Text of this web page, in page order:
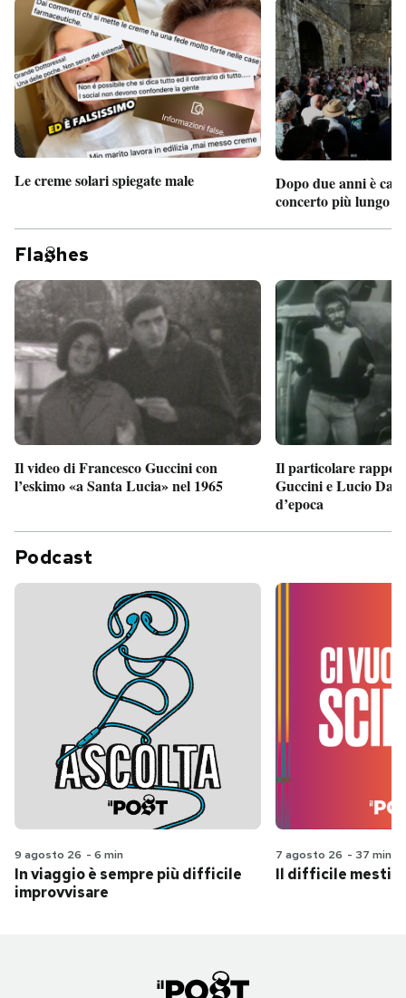
Le creme solari spiegate male
Dopo due anni è
concerto più lungo
Fla hes
Il video di Francesco Guccini con
l’eskimo «a Santa Lucia» nel 1965
Il particolare
Guccini e Lucio
d’epoca
Podcast
9 agosto 26 - 6 min
In viaggio è sempre più difficile
improvvisare
7 agosto 26 - 37 min
Il difficile